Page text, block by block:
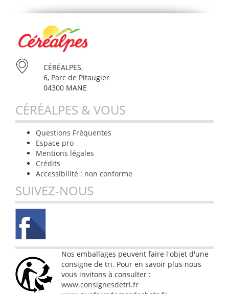
CÉRÉALPES,
6, Parc de Pitaugier
04300 MANE
CÉRÉALPES & VOUS
Questions Fréquentes
Espace pro
Mentions légales
Crédits
Accessibilité : non conforme
SUIVEZ-NOUS
Nos emballages peuvent faire l'objet d'une
consigne de tri. Pour en savoir plus nous
vous invitons à consulter :
www.consignesdetri.fr